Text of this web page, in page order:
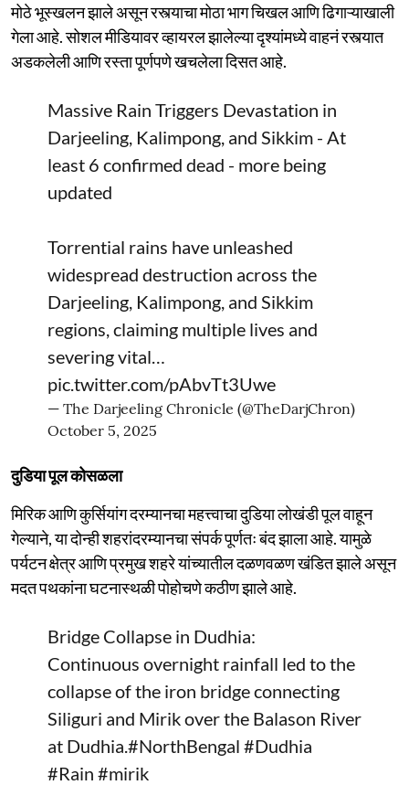
मोठे भूस्खलन झाले असून रस्त्याचा मोठा भाग चिखल आणि ढिगाऱ्याखाली
गेला आहे. सोशल मीडियावर व्हायरल झालेल्या दृश्यांमध्ये वाहनं रस्त्यात
अडकलेली आणि रस्ता पूर्णपणे खचलेला दिसत आहे.
Massive Rain Triggers Devastation in
Darjeeling, Kalimpong, and Sikkim - At
least 6 confirmed dead - more being
updated
Torrential rains have unleashed
widespread destruction across the
Darjeeling, Kalimpong, and Sikkim
regions, claiming multiple lives and
severing vital…
pic.twitter.com/pAbvTt3Uwe
— The Darjeeling Chronicle (@TheDarjChron)
October 5, 2025
दुडिया पूल कोसळला
मिरिक आणि कुर्सियांग दरम्यानचा महत्त्वाचा दुडिया लोखंडी पूल वाहून
गेल्याने, या दोन्ही शहरांदरम्यानचा संपर्क पूर्णतः बंद झाला आहे. यामुळे
पर्यटन क्षेत्र आणि प्रमुख शहरे यांच्यातील दळणवळण खंडित झाले असून
मदत पथकांना घटनास्थळी पोहोचणे कठीण झाले आहे.
Bridge Collapse in Dudhia:
Continuous overnight rainfall led to the
collapse of the iron bridge connecting
Siliguri and Mirik over the Balason River
at Dudhia. #NorthBengal #Dudhia
#Rain #mirik